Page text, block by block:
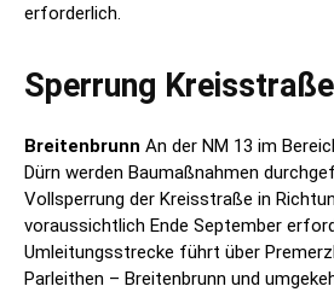
erforderlich.
Sperrung
Breitenbrunn An der NM 13 im
Dürn werden Baumaßnahmen
Vollsperrung der Kreisstraße in
voraussichtlich Ende September
Umleitungsstrecke führt über
Parleithen – Breitenbrunn und